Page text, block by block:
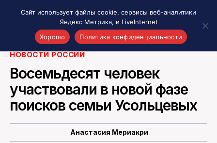
Материалы о Рязани и области
Проекты 7 инфо
Здоровье
Новости кино и ТВ
Поиски Усольцевых. Коллаж сгенерирован нейросетью
НОВОСТИ РОССИИ
Восемьдесят человек
участвовали в новой фазе
поисков семьи Усольцевых
Анастасия Мериакри
Сайт использует файлы cookie, сервисы веб-аналитики
Яндекс Метрика, и LiveInternet
Хорошо
Политика конфиденциальности